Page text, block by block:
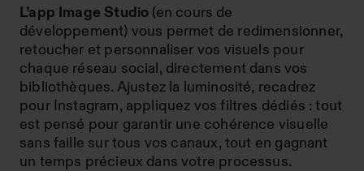
L’app Image Studio (en cours de
développement) vous permet de redimensionner,
retoucher et personnaliser vos visuels pour
chaque réseau social, directement dans vos
bibliothèques. Ajustez la luminosité, recadrez
pour Instagram, appliquez vos filtres dédiés : tout
est pensé pour garantir une cohérence visuelle
sans faille sur tous vos canaux, tout en gagnant
un temps précieux dans votre processus.